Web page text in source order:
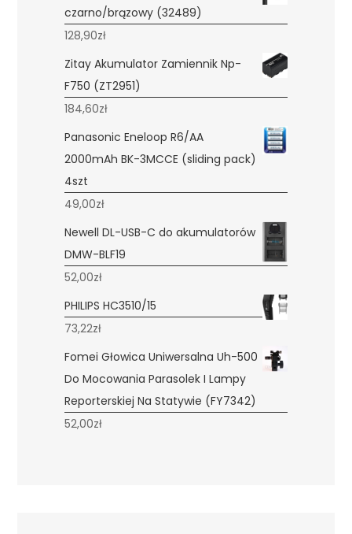
czarno/brązowy (32489)
128,90zł
Zitay Akumulator Zamiennik Np-
F750 (ZT2951)
184,60zł
Panasonic Eneloop R6/AA
2000mAh BK-3MCCE (sliding pack)
4szt
49,00zł
Newell DL-USB-C do akumulatorów
DMW-BLF19
52,00zł
PHILIPS HC3510/15
73,22zł
Fomei Głowica Uniwersalna Uh-500
Do Mocowania Parasolek I Lampy
Reporterskiej Na Statywie (FY7342)
52,00zł